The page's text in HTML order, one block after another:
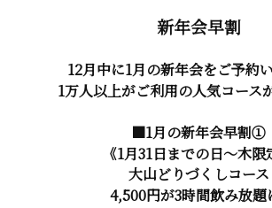
新年会早割
12月中に1月の新年会をご予約
1万人以上がご利用の人気コース
■1月の新年会早割①
《1月31日までの日～木限
大山どりづくしコース
4,500円が3時間飲み放題